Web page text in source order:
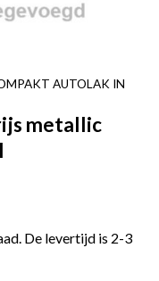
AUTOLAK IN
metallic
De levertijd is 2-3